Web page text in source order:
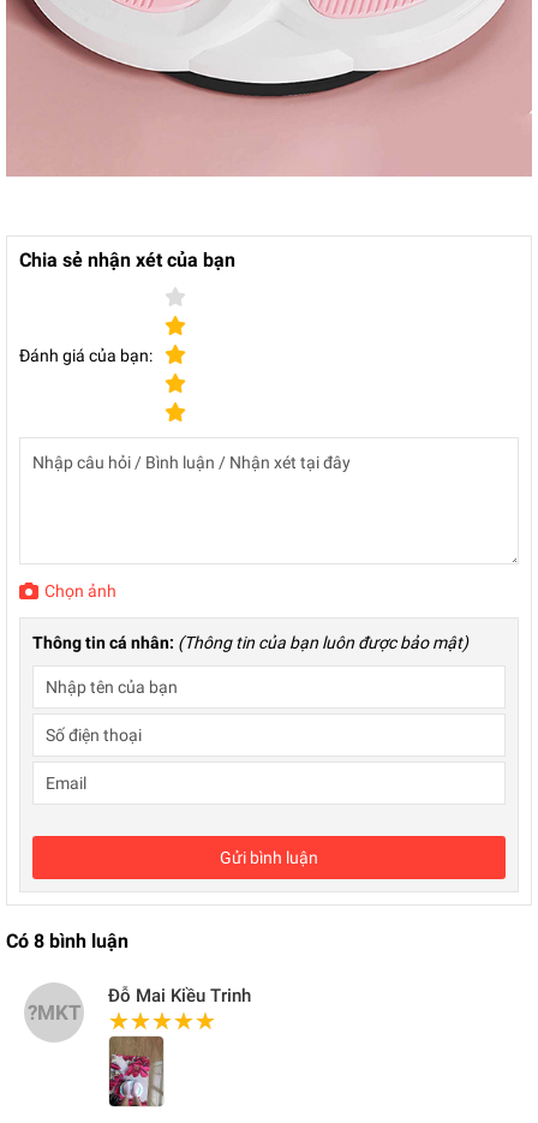
Chia sẻ nhận xét của bạn
Đánh giá của bạn:
Chọn ảnh
Thông tin cá nhân: (Thông tin của bạn luôn được bảo mật)
Gửi bình luận
Có 8 bình luận
?MKT
Đỗ Mai Kiều Trinh
★★★★★
★★★★★